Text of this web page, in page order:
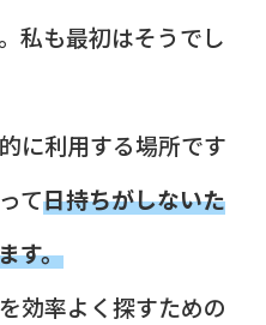
私も最初はそうでし
に利用する場所です
て日持ちがしないた
す。
効率よく探すための